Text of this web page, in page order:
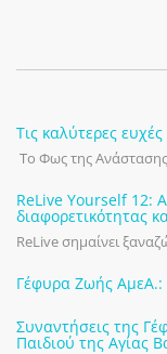
Τις καλύτερες
Το Φως της Ανάστασης
ReLive Yourself 12:
διαφορετικότητας
ReLive σημαίνει
Γέφυρα Ζωής ΑμεΑ.:
Συναντήσεις της
Παιδιού της Αγίας